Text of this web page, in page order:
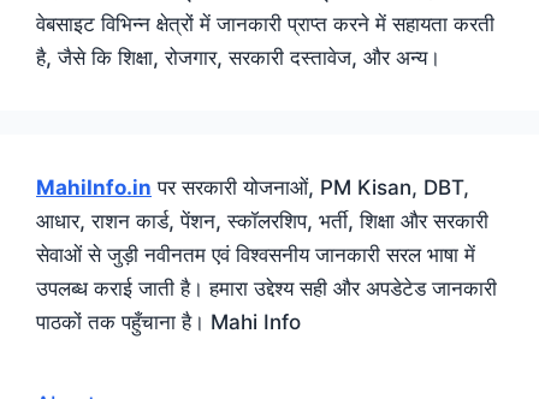
वेबसाइट विभिन्न क्षेत्रों में जानकारी प्राप्त करने में सहायता करती
है, जैसे कि शिक्षा, रोजगार, सरकारी दस्तावेज, और अन्य।
MahiInfo.in पर सरकारी योजनाओं, PM Kisan, DBT,
आधार, राशन कार्ड, पेंशन, स्कॉलरशिप, भर्ती, शिक्षा और सरकारी
सेवाओं से जुड़ी नवीनतम एवं विश्वसनीय जानकारी सरल भाषा में
उपलब्ध कराई जाती है। हमारा उद्देश्य सही और अपडेटेड जानकारी
पाठकों तक पहुँचाना है। Mahi Info